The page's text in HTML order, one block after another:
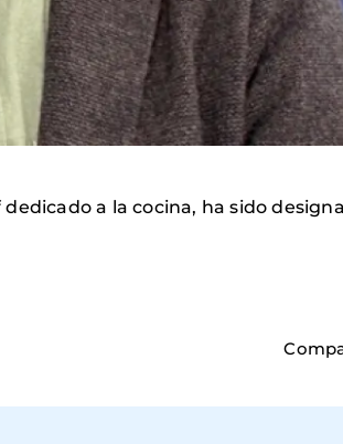
a la cocina, ha sido